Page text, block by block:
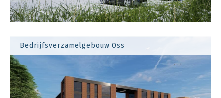
Bedrijfsverzamelgebouw Oss